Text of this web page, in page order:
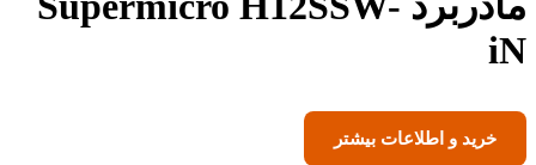
iN
خرید و اطلاعات بیشتر